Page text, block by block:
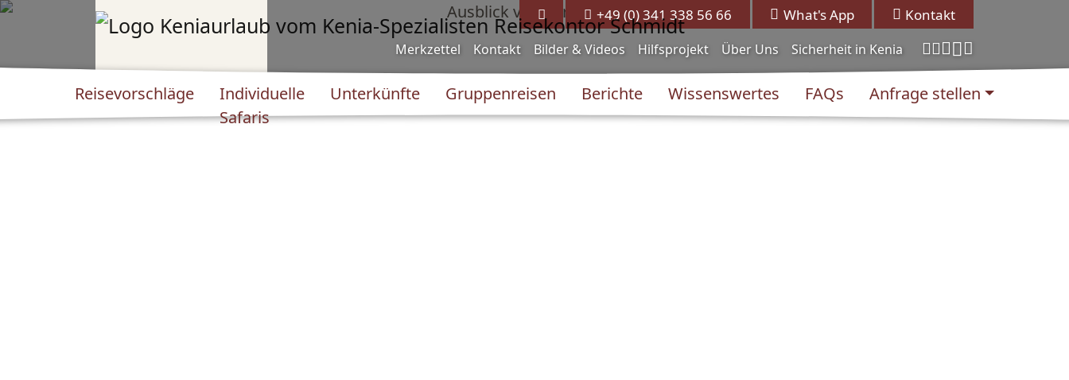
+49 (0) 341 338 56 66 What's App Kontakt
Reisevorschläge
Individuelle
Safaris
Unterkünfte Gruppenreisen Berichte Wissenswertes FAQs Anfrage stellen
Merkzettel Kontakt Bilder & Videos Hilfsprojekt Über Uns Sicherheit in Kenia